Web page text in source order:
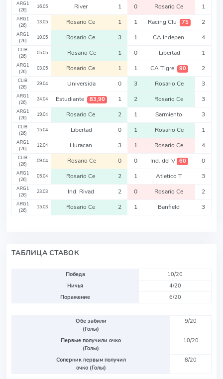
ARG1
(26)
16.05 River 1 0 Rosario Ce 1
ARG1
(26)
13.05 Rosario Ce 1 1 Racing Clu 75 2
ARG1
(26)
10.05 Rosario Ce 3 1 CA Indepen 4
CLIB
(26)
05.05 Rosario Ce 1 0 Libertad 1
ARG1
(26)
03.05 Rosario Ce 1 1 CA Tigre 90 2
CLIB
(26)
29.04 Universida 0 3 Rosario Ce 3
ARG1
(26)
24.04 Estudiante 83,90 1 2 Rosario Ce 3
ARG1
(26)
19.04 Rosario Ce 2 1 Sarmiento 3
CLIB
(26)
15.04 Libertad 0 1 Rosario Ce 1
ARG1
(26)
12.04 Huracan 3 1 Rosario Ce 4
CLIB
(26)
09.04 Rosario Ce 0 0 Ind. del V 60 0
ARG1
(26)
05.04 Rosario Ce 2 1 Atletico T 3
ARG1
(26)
23.03 Ind. Rivad 2 0 Rosario Ce 2
ARG1
(26)
15.03 Rosario Ce 2 1 Banfield 3
ТАБЛИЦА СТАВОК
Победа
10/20
Ничья
4/20
Поражение
6/20
Обе забили
(Голы)
9/20
Первые получили очко
(Голы)
10/20
Соперник первым получил
очко (Голы)
8/20